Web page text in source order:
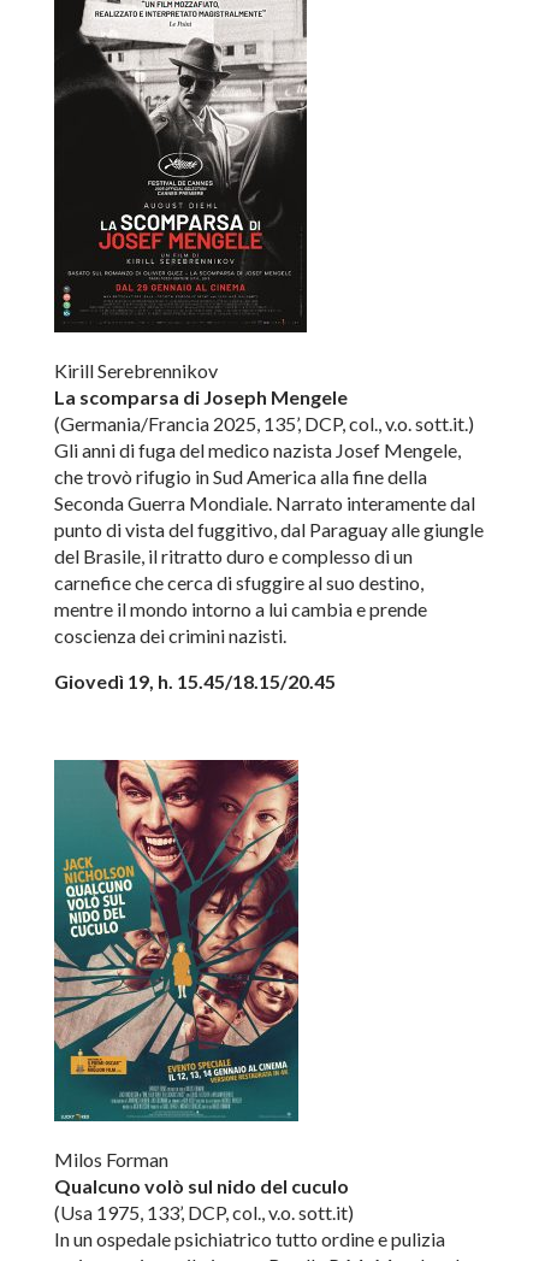
Kirill Serebrennikov
La scomparsa di Joseph Mengele
(Germania/Francia 2025, 135’, DCP, col., v.o. sott.it.)
Gli anni di fuga del medico nazista Josef Mengele,
che trovò rifugio in Sud America alla fine della
Seconda Guerra Mondiale. Narrato interamente dal
punto di vista del fuggitivo, dal Paraguay alle giungle
del Brasile, il ritratto duro e complesso di un
carnefice che cerca di sfuggire al suo destino,
mentre il mondo intorno a lui cambia e prende
coscienza dei crimini nazisti.
Giovedì 19, h. 15.45/18.15/20.45
Milos Forman
Qualcuno volò sul nido del cuculo
(Usa 1975, 133’, DCP, col., v.o. sott.it)
In un ospedale psichiatrico tutto ordine e pulizia